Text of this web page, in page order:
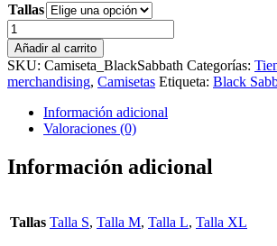
Tallas
Camiseta
Black
Sabbath
cantidad
Añadir al carrito
SKU: Camiseta_BlackSabbath Categorías:
merchandising, Camisetas Etiqueta: Black
Información adicional
Valoraciones (0)
Información adicional
Tallas Talla S, Talla M, Talla L, Talla XL